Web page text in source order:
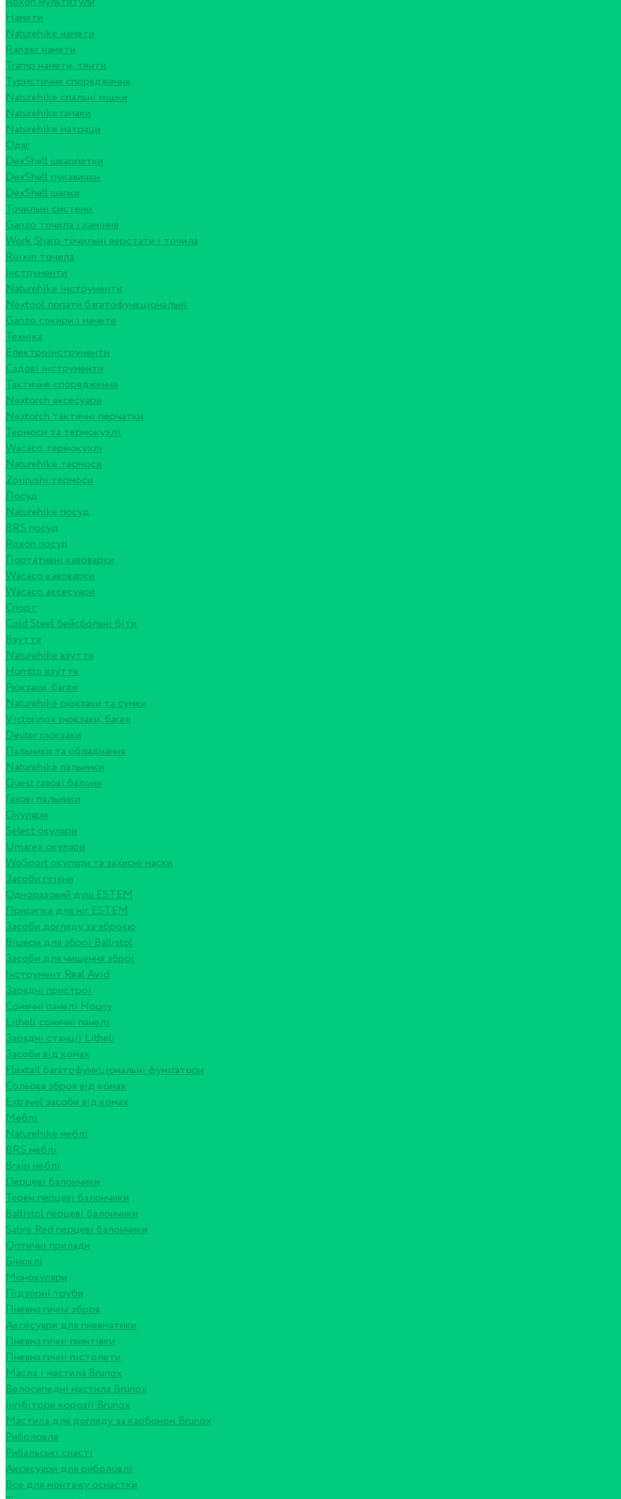
Намети
Naturehike намети
Ranger намети
Tramp намети, тенти
Туристичне спорядження
Naturehike спальні мішки
Naturehike гамаки
Naturehike матраци
Одяг
DexShell шкарпетки
DexShell рукавички
DexShell шапки
Точильні системи
Ganzo точила і каміння
Work Sharp точильні верстати і точила
Ruixin точила
Інструменти
Naturehike інструменти
Nextool лопати багатофункціональні
Ganzo сокири і мачете
Техніка
Електроінструменти
Садові інструменти
Тактичне спорядження
Nextorch аксесуари
Nextorch тактичні перчатки
Термоси та термокухлі
Wacaco термокухлі
Naturehike термоси
Zojirushi термоси
Посуд
Naturehike посуд
BRS посуд
Roxon посуд
Портативні кавоварки
Wacaco кавоварки
Wacaco аксесуари
Спорт
Cold Steel бейсбольні біти
Взуття
Naturehike взуття
Humtto взуття
Рюкзаки, багаж
Naturehike рюкзаки та сумки
Victorinox рюкзаки, багаж
Deuter рюкзаки
Пальники та обладнання
Naturehike пальники
Quest газові балони
Газові пальники
Окуляри
Select окуляри
Umarex окуляри
WoSport окуляри та захисні маски
Засоби гігієни
Одноразовий душ ESTEM
Присипка для ніг ESTEM
Засоби догляду за зброєю
Вішери для зброї Ballistol
Засоби для чищення зброї
Інструмент Real Avid
Зарядні пристрої
Сонячні панелі Houny
Litheli сонячні панелі
Зарядні станції Litheli
Засоби від комах
Flextail багатофункціональні фумігатори
Сольова зброя від комах
Extravel засоби від комах
Меблі
Naturehike меблі
BRS меблі
Brain меблі
Перцеві балончики
Терен перцеві балончики
Ballistol перцеві балончики
Sabre Red перцеві балончики
Оптичні прилади
Біноклі
Монокуляри
Підзорні труби
Пневматична зброя
Аксесуари для пневматики
Пневматичні гвинтівки
Пневматичні пістолети
Масла і мастила Brunox
Велосипедні мастила Brunox
Інгібітори корозії Brunox
Мастила для догляду за карбоном Brunox
Риболовля
Рибальські снасті
Аксесуари для риболовлі
Все для монтажу оснастки